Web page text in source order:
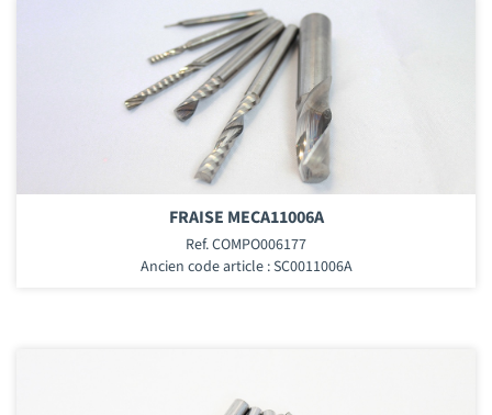
FRAISE MECA11006A
Ref. COMPO006177
Ancien code article : SC0011006A